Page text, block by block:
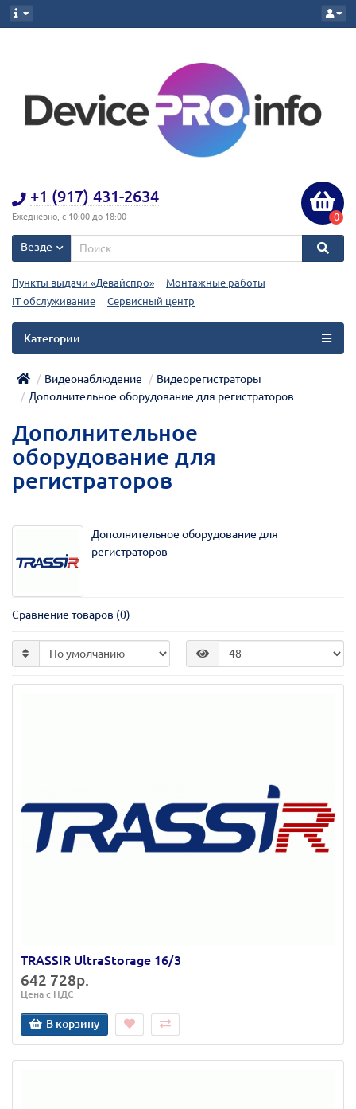
+1 (917) 431-2634
Ежедневно, с 10:00 до 18:00 0
Везде
Пункты выдачи «Девайспро»
Монтажные работы
IT обслуживание
Сервисный центр
Категории
Видеонаблюдение
Видеорегистраторы
Дополнительное оборудование для регистраторов
Дополнительное
оборудование для
регистраторов
Дополнительное оборудование для
регистраторов
Сравнение товаров (0)
TRASSIR UltraStorage 16/3
642 728р.
Цена с НДС
В корзину